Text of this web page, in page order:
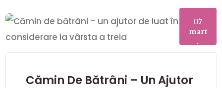
07
mart
.
Cămin De Bătrâni – Un Ajutor